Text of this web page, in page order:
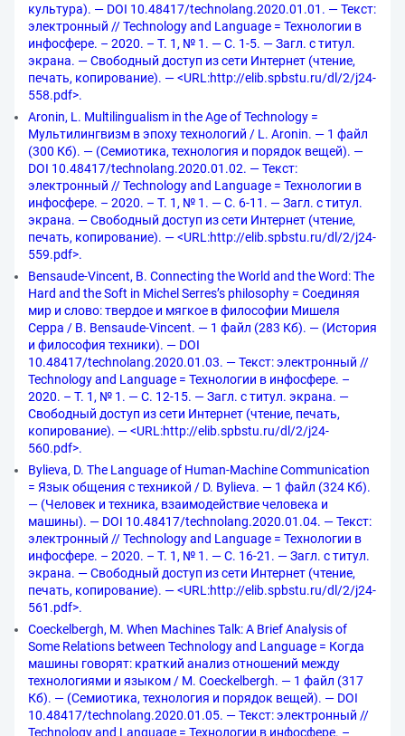
культура). — DOI 10.48417/technolang.2020.01.01. — Текст:
электронный // Technology and Language = Технологии в
инфосфере. – 2020. – Т. 1, № 1. — С. 1-5. — Загл. с титул.
экрана. — Свободный доступ из сети Интернет (чтение,
печать, копирование). — <URL:http://elib.spbstu.ru/dl/2/j24-
558.pdf>.
Aronin, L. Multilingualism in the Age of Technology =
Мультилингвизм в эпоху технологий / L. Aronin. — 1 файл
(300 Кб). — (Семиотика, технология и порядок вещей). —
DOI 10.48417/technolang.2020.01.02. — Текст:
электронный // Technology and Language = Технологии в
инфосфере. – 2020. – Т. 1, № 1. — С. 6-11. — Загл. с титул.
экрана. — Свободный доступ из сети Интернет (чтение,
печать, копирование). — <URL:http://elib.spbstu.ru/dl/2/j24-
559.pdf>.
Bensaude-Vincent, B. Connecting the World and the Word: The
Hard and the Soft in Michel Serres’s philosophy = Соединяя
мир и слово: твердое и мягкое в философии Мишеля
Серра / B. Bensaude-Vincent. — 1 файл (283 Кб). — (История
и философия техники). — DOI
10.48417/technolang.2020.01.03. — Текст: электронный //
Technology and Language = Технологии в инфосфере. –
2020. – Т. 1, № 1. — С. 12-15. — Загл. с титул. экрана. —
Свободный доступ из сети Интернет (чтение, печать,
копирование). — <URL:http://elib.spbstu.ru/dl/2/j24-
560.pdf>.
Bylieva, D. The Language of Human-Machine Communication
= Язык общения с техникой / D. Bylieva. — 1 файл (324 Кб).
— (Человек и техника, взаимодействие человека и
машины). — DOI 10.48417/technolang.2020.01.04. — Текст:
электронный // Technology and Language = Технологии в
инфосфере. – 2020. – Т. 1, № 1. — С. 16-21. — Загл. с титул.
экрана. — Свободный доступ из сети Интернет (чтение,
печать, копирование). — <URL:http://elib.spbstu.ru/dl/2/j24-
561.pdf>.
Coeckelbergh, M. When Machines Talk: A Brief Analysis of
Some Relations between Technology and Language = Когда
машины говорят: краткий анализ отношений между
технологиями и языком / M. Coeckelbergh. — 1 файл (317
Кб). — (Семиотика, технология и порядок вещей). — DOI
10.48417/technolang.2020.01.05. — Текст: электронный //
Technology and Language = Технологии в инфосфере. –